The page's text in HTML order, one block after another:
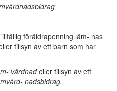
föräldrapenning läm- nas
tillsyn av ett barn som har
vårdnadeller tillsyn av ett
nadsbidrag.